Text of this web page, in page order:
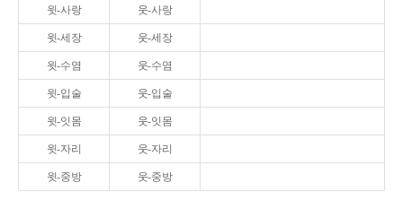
윗-사랑 웃-사랑
윗-세장 웃-세장
윗-수염 웃-수염
윗-입술 웃-입술
윗-잇몸 웃-잇몸
윗-자리 웃-자리
윗-중방 웃-중방